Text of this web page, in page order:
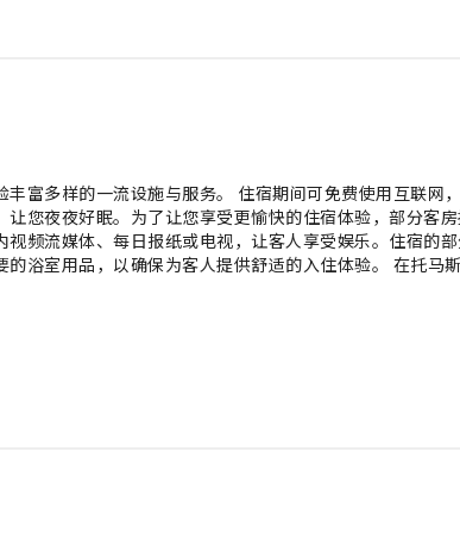
富多样的一流设施与服务。 住宿期间可免费使用互联网
让您夜夜好眠。为了让您享受更愉快的住宿体验，部分客
视频流媒体、每日报纸或电视，让客人享受娱乐。住宿的
的浴室用品，以确保为客人提供舒适的入住体验。 在托马